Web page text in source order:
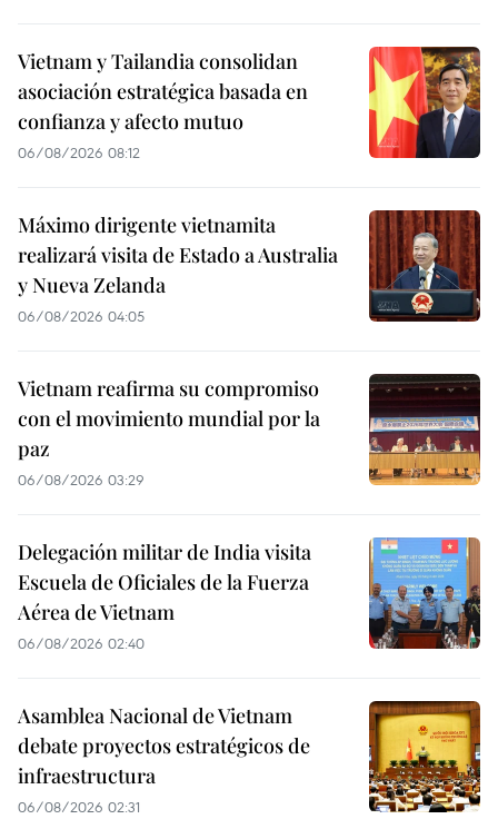
Vietnam y Tailandia consolidan
asociación estratégica basada en
confianza y afecto mutuo
06/08/2026 08:12
Máximo dirigente vietnamita
realizará visita de Estado a Australia
y Nueva Zelanda
06/08/2026 04:05
Vietnam reafirma su compromiso
con el movimiento mundial por la
paz
06/08/2026 03:29
Delegación militar de India visita
Escuela de Oficiales de la Fuerza
Aérea de Vietnam
06/08/2026 02:40
Asamblea Nacional de Vietnam
debate proyectos estratégicos de
infraestructura
06/08/2026 02:31